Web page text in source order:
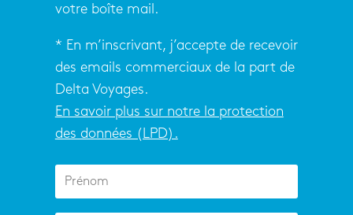
votre boîte mail.
* En m’inscrivant, j’accepte de recevoir
des emails commerciaux de la part de
Delta Voyages.
En savoir plus sur notre la protection
des données (LPD).